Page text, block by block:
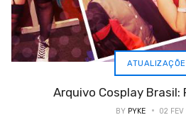
Arquivo Cosplay
BY PYKE 02 FEV